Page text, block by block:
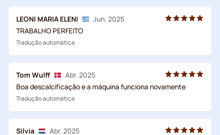
LEONI MARIA ELENI
Jun. 2025
TRABALHO PERFEITO
Tradução automática
Tom Wulff
Abr. 2025
Boa descalcificação e a máquina funciona novamente
Tradução automática
Silvia
Abr. 2025